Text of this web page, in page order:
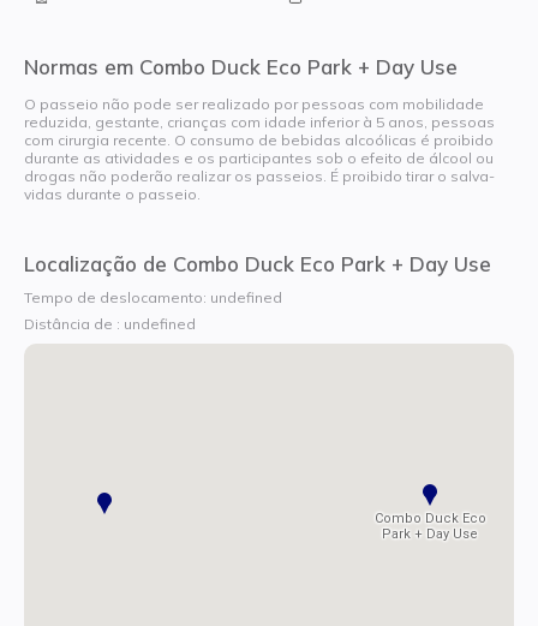
Normas em Combo Duck Eco Park + Day Use
O passeio não pode ser realizado por pessoas com mobilidade
reduzida, gestante, crianças com idade inferior à 5 anos, pessoas
com cirurgia recente. O consumo de bebidas alcoólicas é proibido
durante as atividades e os participantes sob o efeito de álcool ou
drogas não poderão realizar os passeios. É proibido tirar o salva-
vidas durante o passeio.
Localização de Combo Duck Eco Park + Day Use
Tempo de deslocamento: undefined
Distância de : undefined
Combo Duck Eco
Park + Day Use